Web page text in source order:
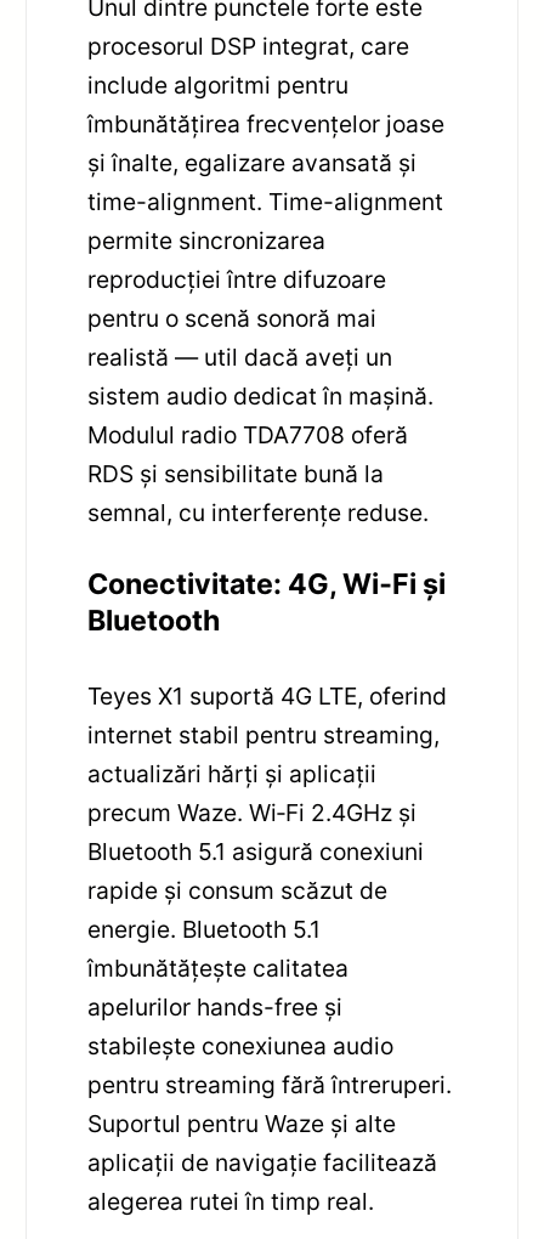
Unul dintre punctele forte este
procesorul DSP integrat, care
include algoritmi pentru
îmbunătățirea frecvențelor joase
și înalte, egalizare avansată și
time-alignment. Time-alignment
permite sincronizarea
reproducției între difuzoare
pentru o scenă sonoră mai
realistă — util dacă aveți un
sistem audio dedicat în mașină.
Modulul radio TDA7708 oferă
RDS și sensibilitate bună la
semnal, cu interferențe reduse.
Conectivitate: 4G, Wi‑Fi și
Bluetooth
Teyes X1 suportă 4G LTE, oferind
internet stabil pentru streaming,
actualizări hărți și aplicații
precum Waze. Wi‑Fi 2.4GHz și
Bluetooth 5.1 asigură conexiuni
rapide și consum scăzut de
energie. Bluetooth 5.1
îmbunătățește calitatea
apelurilor hands-free și
stabilește conexiunea audio
pentru streaming fără întreruperi.
Suportul pentru Waze și alte
aplicații de navigație facilitează
alegerea rutei în timp real.